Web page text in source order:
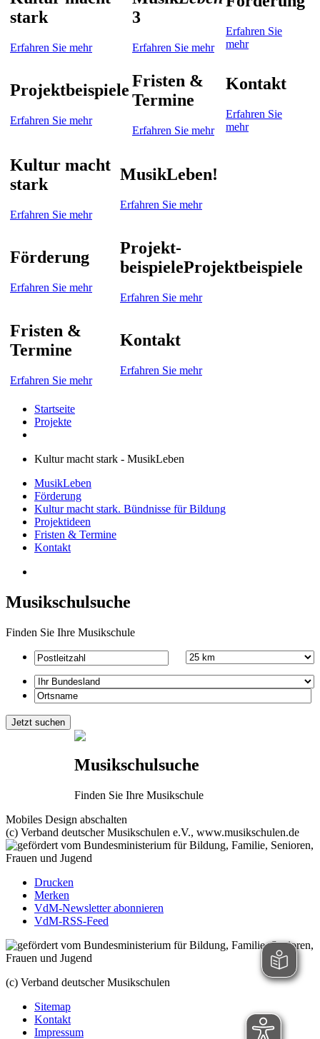
stark
Erfahren Sie mehr
3
Erfahren Sie mehr
Erfahren Sie
mehr
Projektbeispiele
Erfahren Sie mehr
Fristen &
Termine
Erfahren Sie mehr
Kontakt
Erfahren Sie
mehr
Kultur macht
stark
Erfahren Sie mehr
MusikLeben!
Erfahren Sie mehr
Förderung
Erfahren Sie mehr
Projekt-
beispieleProjektbeispiele
Erfahren Sie mehr
Fristen &
Termine
Erfahren Sie mehr
Kontakt
Erfahren Sie mehr
Startseite
Projekte
Kultur macht stark - MusikLeben
MusikLeben
Förderung
Kultur macht stark. Bündnisse für Bildung
Projektideen
Fristen & Termine
Kontakt
Musikschulsuche
Finden Sie Ihre Musikschule
Musikschulsuche
Finden Sie Ihre Musikschule
Mobiles Design abschalten
(c) Verband deutscher Musikschulen e.V., www.musikschulen.de
Drucken
Merken
VdM-Newsletter abonnieren
VdM-RSS-Feed
(c) Verband deutscher Musikschulen
Sitemap
Kontakt
Impressum